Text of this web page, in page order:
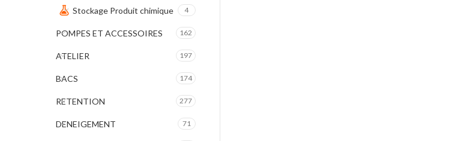
Stockage Produit chimique 4
POMPES ET ACCESSOIRES 162
ATELIER 197
BACS 174
RETENTION 277
DENEIGEMENT 71